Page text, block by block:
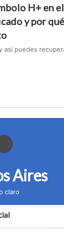
H+ en
y por
así puedes
Aires
claro